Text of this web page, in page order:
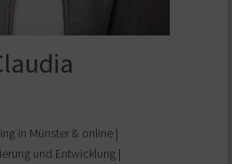
in Münster & online |
und Entwicklung |